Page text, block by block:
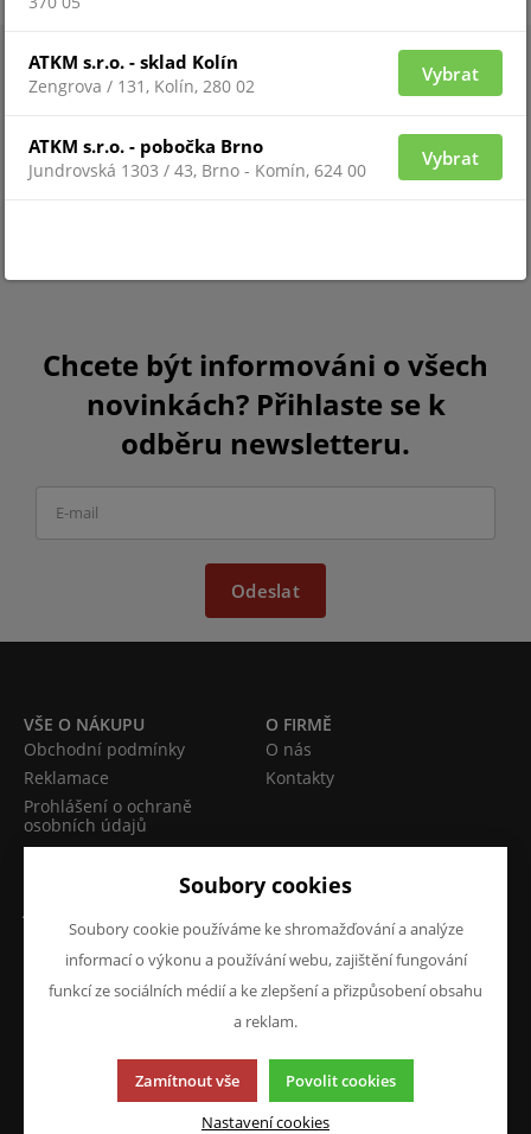
Chcete být informováni o všech
novinkách? Přihlaste se k
odběru newsletteru.
Odeslat
VŠE O NÁKUPU
Obchodní podmínky
Reklamace
Prohlášení o ochraně
osobních údajů
Doprava a platba
O FIRMĚ
O nás
Kontakty
CZK (Kč)
Chcete nám něco sdělit o
našich produktech nebo e-
shopu? Neváhejte napsat.
Soubory cookies
Soubory cookie používáme ke shromažďování a analýze
informací o výkonu a používání webu, zajištění fungování
funkcí ze sociálních médií a ke zlepšení a přizpůsobení obsahu
a reklam.
Zamítnout vše Povolit cookies
Nastavení cookies
ATKM s.r.o. - sklad Kolín
Zengrova / 131, Kolín, 280 02
Vybrat
ATKM s.r.o. - pobočka Brno
Jundrovská 1303 / 43, Brno - Komín, 624 00
Vybrat